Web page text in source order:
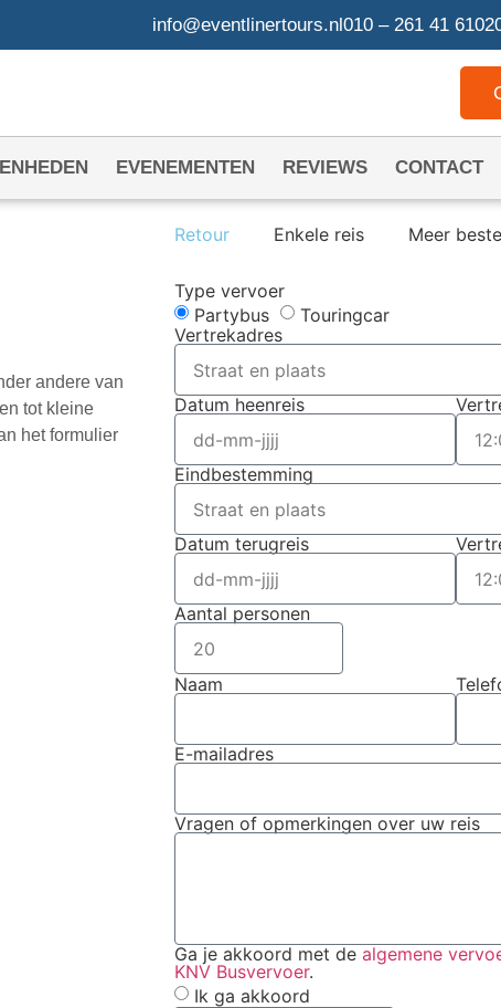
info@eventlinertours.nl010 – 261 41 61
EVENEMENTEN REVIEWS CONTACT
andere van
tot kleine
het formulier
Retour Enkele reis Meer
Type vervoer
Partybus
Touringcar
Vertrekadres
Datum heenreis
Eindbestemming
Datum terugreis
Aantal personen
Naam
E-mailadres
Vragen of opmerkingen over uw reis
Ga je akkoord met de algemene
KNV Busvervoer.
Ik ga akkoord